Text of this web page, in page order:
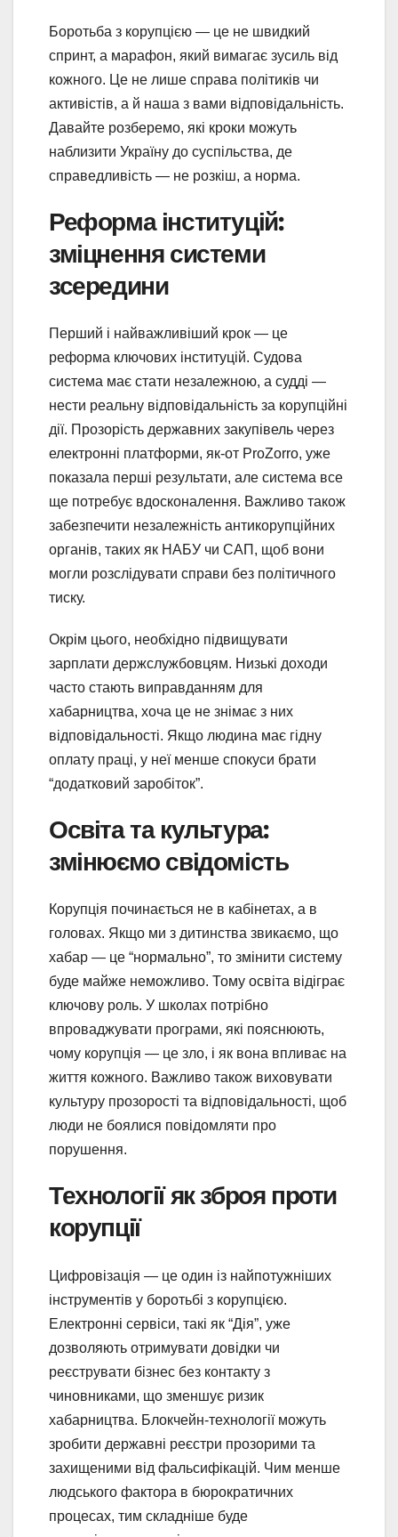
Боротьба з корупцією — це не швидкий
спринт, а марафон, який вимагає зусиль від
кожного. Це не лише справа політиків чи
активістів, а й наша з вами відповідальність.
Давайте розберемо, які кроки можуть
наблизити Україну до суспільства, де
справедливість — не розкіш, а норма.
Реформа інституцій:
зміцнення системи
зсередини
Перший і найважливіший крок — це
реформа ключових інституцій. Судова
система має стати незалежною, а судді —
нести реальну відповідальність за корупційні
дії. Прозорість державних закупівель через
електронні платформи, як-от ProZorro, уже
показала перші результати, але система все
ще потребує вдосконалення. Важливо також
забезпечити незалежність антикорупційних
органів, таких як НАБУ чи САП, щоб вони
могли розслідувати справи без політичного
тиску.
Окрім цього, необхідно підвищувати
зарплати держслужбовцям. Низькі доходи
часто стають виправданням для
хабарництва, хоча це не знімає з них
відповідальності. Якщо людина має гідну
оплату праці, у неї менше спокуси брати
“додатковий заробіток”.
Освіта та культура:
змінюємо свідомість
Корупція починається не в кабінетах, а в
головах. Якщо ми з дитинства звикаємо, що
хабар — це “нормально”, то змінити систему
буде майже неможливо. Тому освіта відіграє
ключову роль. У школах потрібно
впроваджувати програми, які пояснюють,
чому корупція — це зло, і як вона впливає на
життя кожного. Важливо також виховувати
культуру прозорості та відповідальності, щоб
люди не боялися повідомляти про
порушення.
Технології як зброя проти
корупції
Цифровізація — це один із найпотужніших
інструментів у боротьбі з корупцією.
Електронні сервіси, такі як “Дія”, уже
дозволяють отримувати довідки чи
реєструвати бізнес без контакту з
чиновниками, що зменшує ризик
хабарництва. Блокчейн-технології можуть
зробити державні реєстри прозорими та
захищеними від фальсифікацій. Чим менше
людського фактора в бюрократичних
процесах, тим складніше буде